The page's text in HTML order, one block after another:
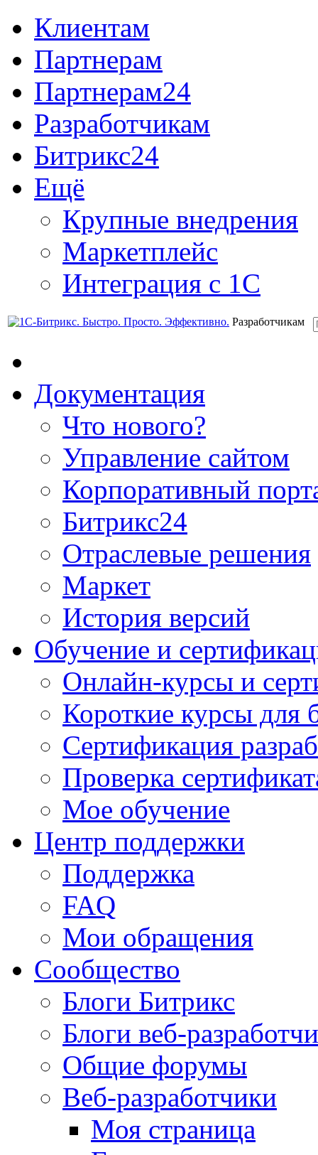
Клиентам
Партнерам
Партнерам24
Разработчикам
Битрикс24
Ещё
Крупные внедрения
Маркетплейс
Интеграция с 1С
Разработчикам
Документация
Что нового?
Управление сайтом
Корпоративный
Битрикс24
Отраслевые решения
Маркет
История версий
Обучение и
Онлайн-курсы и
Короткие курсы для
Сертификация
Проверка
Мое обучение
Центр поддержки
Поддержка
FAQ
Мои обращения
Сообщество
Блоги Битрикс
Блоги веб-
Общие форумы
Веб-разработчики
Моя страница